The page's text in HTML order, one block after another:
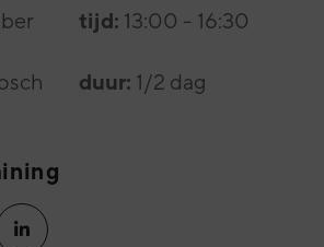
tijd: 13:00 - 16:30
duur: 1/2 dag